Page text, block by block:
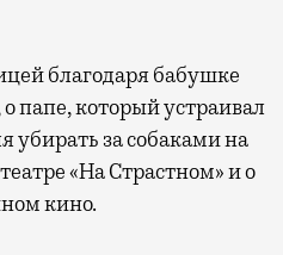
папе, который устраивал
убирать за собаками на
«На Страстном» и о
кино.